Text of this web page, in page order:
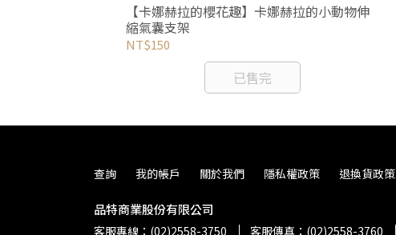
【卡娜赫拉的櫻花趣】卡娜赫拉的小動物伸
縮氣囊支架
NT$150
已售完
查詢 我的帳戶 關於我們 隱私權政策 退換貨政策
品特商業股份有限公司
客服專線：(02)2558-3750 客服傳真：(02)2558-3760